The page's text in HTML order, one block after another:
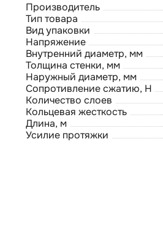
Производитель
Тип товара
Вид упаковки
Напряжение
Внутренний диаметр, мм
Толщина стенки, мм
Наружный диаметр, мм
Сопротивление сжатию, Н
Количество слоев
Кольцевая жесткость
Длина, м
Усилие протяжки